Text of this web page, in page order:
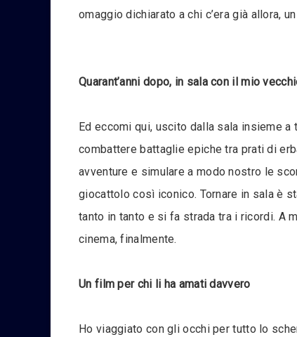
omaggio dichiarato a chi c’era già allora,
Quarant’anni dopo, in sala con il mio
Ed eccomi qui, uscito dalla sala insieme a
combattere battaglie epiche tra prati di
avventure e simulare a modo nostro le
giocattolo così iconico. Tornare in sala è
tanto in tanto e si fa strada tra i ricordi. A
cinema, finalmente.
Un film per chi li ha amati davvero
Ho viaggiato con gli occhi per tutto lo